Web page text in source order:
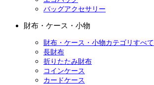
バッグアクセサリー
財布・ケース・小物
財布・ケース・小物カテゴリすべて
長財布
折りたたみ財布
コインケース
カードケース